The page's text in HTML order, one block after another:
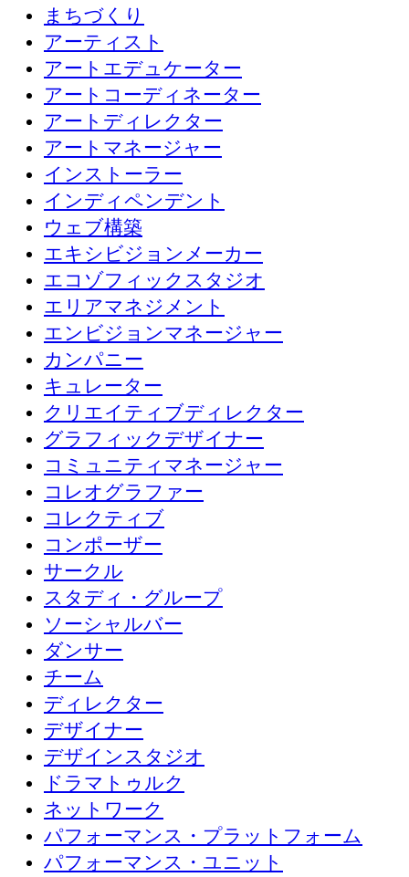
まちづくり
アーティスト
アートエデュケーター
アートコーディネーター
アートディレクター
アートマネージャー
インストーラー
インディペンデント
ウェブ構築
エキシビジョンメーカー
エコゾフィックスタジオ
エリアマネジメント
エンビジョンマネージャー
カンパニー
キュレーター
クリエイティブディレクター
グラフィックデザイナー
コミュニティマネージャー
コレオグラファー
コレクティブ
コンポーザー
サークル
スタディ・グループ
ソーシャルバー
ダンサー
チーム
ディレクター
デザイナー
デザインスタジオ
ドラマトゥルク
ネットワーク
パフォーマンス・プラットフォーム
パフォーマンス・ユニット